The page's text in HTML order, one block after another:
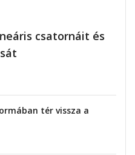
csatornáit és
tér vissza a